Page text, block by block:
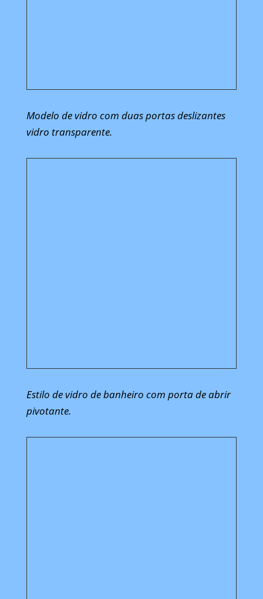
Modelo de vidro com duas portas deslizantes
vidro transparente.
Estilo de vidro de banheiro com porta de abrir
pivotante.